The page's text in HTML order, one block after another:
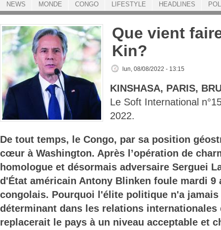
ACCUEIL
Que vient
Kin?
lun, 08/08/2022 - 13:15
KINSHASA, PARIS,
Le Soft International
2022.
De tout temps, le Congo, par sa position
cœur à Washington. Après l’opération de
homologue et désormais adversaire Serguei
d'État américain Antony Blinken foule mardi 9
congolais. Pourquoi l'élite politique n'a
déterminant dans les relations internationales
replacerait le pays à un niveau acceptable et
NEWS MONDE CONGO LIFESTYLE HEADLINES